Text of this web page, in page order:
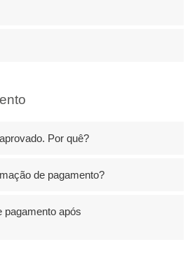
Por quê?
de pagamento?
pagamento após